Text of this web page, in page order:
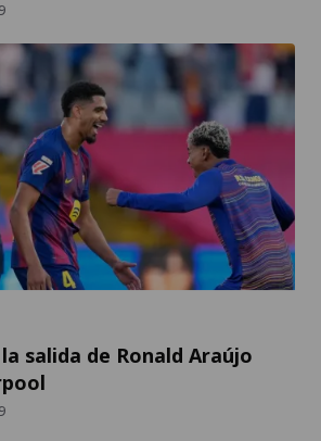
salida de Ronald Araújo